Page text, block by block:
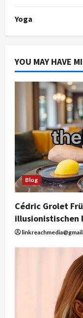
Yoga
YOU MAY HAVE
Blog
Cédric Grolet
illusionistischen